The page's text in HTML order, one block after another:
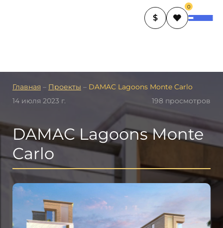
$
0
Главная – Проекты – DAMAC Lagoons Monte Carlo
14 июля 2023 г.
198 просмотров
DAMAC Lagoons Monte
Carlo